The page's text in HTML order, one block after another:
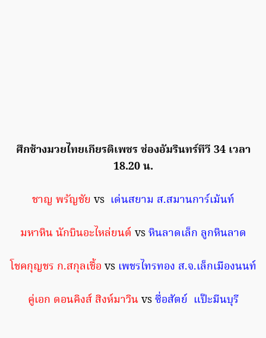
ศึกช้างมวยไทยเกียรติเพชร ช่องอัมรินทร์ทีวี 34 เวลา
18.20 น.
ชาญ พรัญชัย vs เด่นสยาม ส.สมานการ์เม้นท์
มหาหิน นักบินอะไหล่ยนต์ vsหินลาดเล็ก ลูกหินลาด
โชคกุญชร ก.สกุลเชื้อ vs เพชรไทรทอง ส.จ.เล็กเมืองนนท์
คู่เอก ดอนคิงส์ สิงห์มาวินvsซื่อสัตย์ แป๊ะมีนบุรี